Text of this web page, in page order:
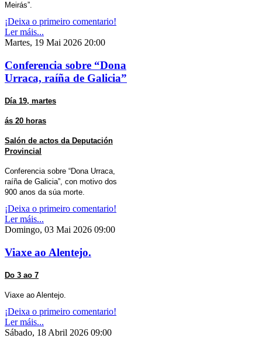
Meirás”.
¡Deixa o primeiro comentario!
Ler máis...
Martes, 19 Mai 2026 20:00
Conferencia sobre “Dona
Urraca, raíña de Galicia”
Día 19, martes
ás 20 horas
Salón de actos da Deputación
Provincial
Conferencia sobre “Dona Urraca,
raíña de Galicia”, con motivo dos
900 anos da súa morte.
¡Deixa o primeiro comentario!
Ler máis...
Domingo, 03 Mai 2026 09:00
Viaxe ao Alentejo.
Do 3 ao 7
Viaxe ao Alentejo.
¡Deixa o primeiro comentario!
Ler máis...
Sábado, 18 Abril 2026 09:00